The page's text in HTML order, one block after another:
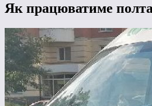
Як працюватиме